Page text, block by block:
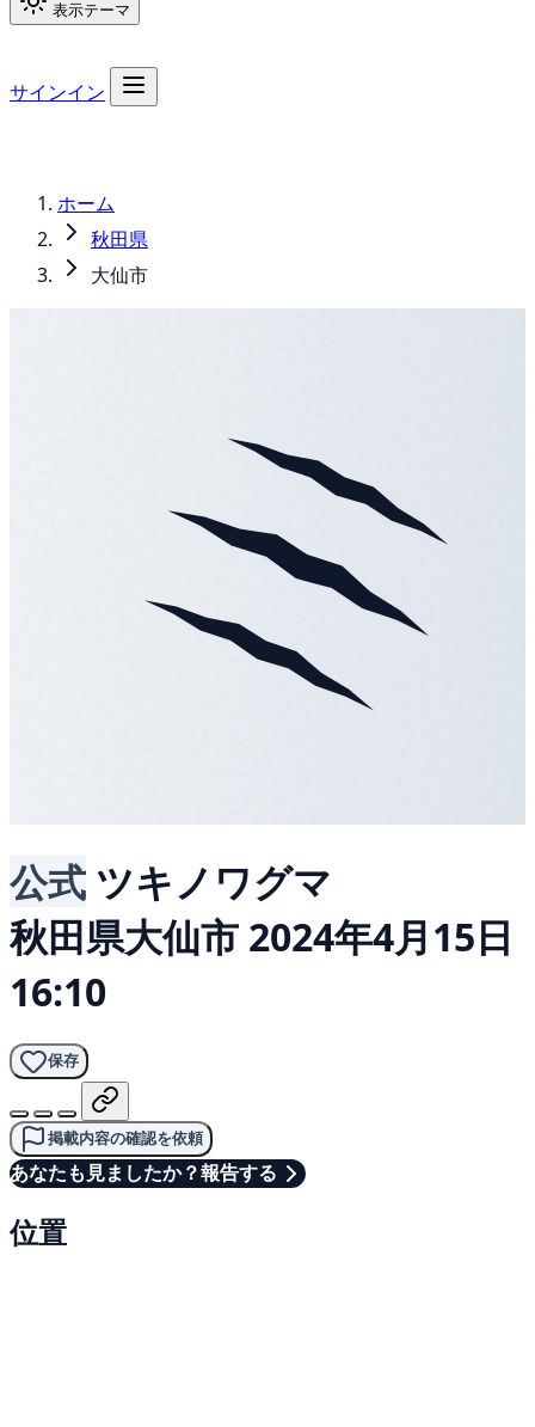
表示テーマ
サインイン
ホーム
秋田県
大仙市
公式 ツキノワグマ
秋田県大仙市 2024年4月15日
16:10
保存
掲載内容の確認を依頼
あなたも見ましたか？報告する
位置